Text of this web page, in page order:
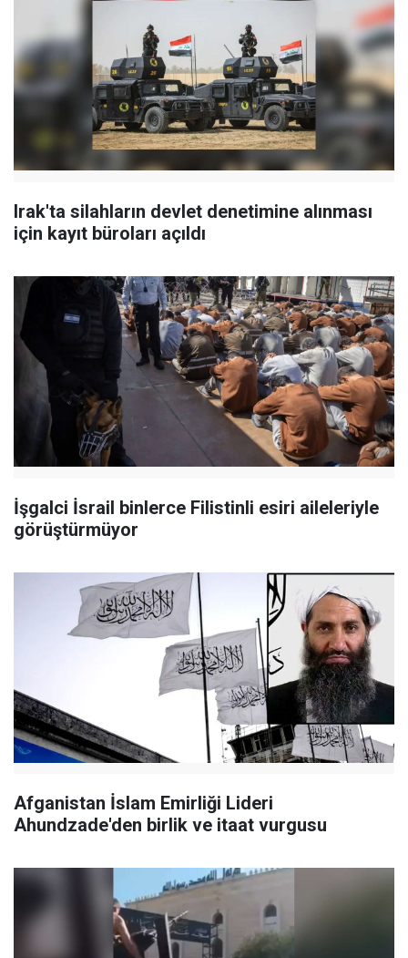
Irak'ta silahların devlet denetimine alınması
için kayıt büroları açıldı
İşgalci İsrail binlerce Filistinli esiri aileleriyle
görüştürmüyor
Afganistan İslam Emirliği Lideri
Ahundzade'den birlik ve itaat vurgusu